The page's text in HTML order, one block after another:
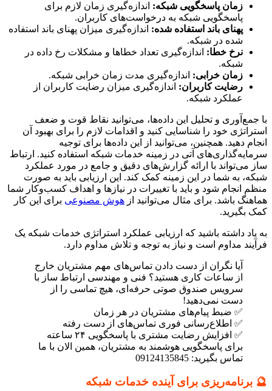
زمان پاسخگویی شبکه: اندازه‌گیری زمان لازم برای
پاسخگویی شبکه به درخواست‌های کاربران.
پهنای باند استفاده شده: اندازه‌گیری میزان پهنای باند استفاده
شده در شبکه.
نرخ خطا: اندازه‌گیری تعداد خطاها و مشکلات رخ داده در
شبکه.
زمان خرابی: اندازه‌گیری مدت زمان خرابی شبکه.
رضایت کاربران: اندازه‌گیری میزان رضایت کاربران از
عملکرد شبکه.
با جمع‌آوری و تحلیل این داده‌ها، می‌توانید نقاط قوت و ضعف
استراتژی خود را شناسایی کنید و اقدامات لازم را برای بهبود آن
انجام دهید. همچنین، می‌توانید از این داده‌ها برای توجیه
سرمایه‌گذاری‌های آتی در زمینه خدمات شبکه استفاده کنید. ارتباط
ساز می‌تواند با ارائه گزارش‌های دقیق و جامع در مورد عملکرد
شبکه، به شما در این زمینه کمک کند. این ارزیابی باید به صورت
منظم انجام شود و باید با تغییرات در نیازها و اهداف کسب‌وکار شما
هماهنگ باشد. برای مثال می‌توانید از هوش مصنوعی برای این کار
کمک بگیرید.
به یاد داشته باشید که ارزیابی عملکرد استراتژی خدمات شبکه یک
فرآیند مداوم است و نیاز به توجه و تلاش مداوم دارد.
آیا نگران از دست دادن تماس‌های مهم مشتریان خارج
از ساعات کاری هستید؟ فنی و مهندسی ارتباط ساز با
سرویس صندوق صوتی حرفه‌ای، هیچ تماسی را از
دست نمی‌دهید!
✅ ضبط پیام‌های مشتریان در هر زمان
✅ اطلاع‌رسانی فوری تماس‌های از دست رفته
✅ افزایش رضایت مشتری با پاسخگویی ۲۴ ساعته
برای پاسخگویی هوشمند به مشتریان، همین الان با ما
تماس بگیرید: 09124135845
🔮 برنامه‌ریزی برای آینده خدمات شبکه